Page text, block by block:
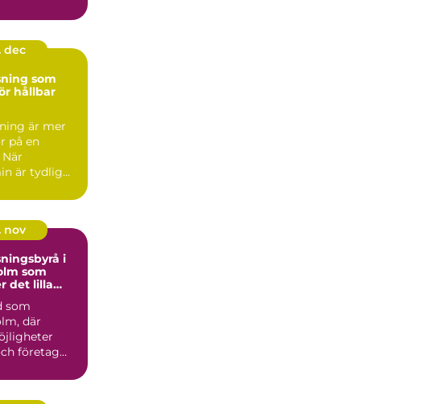
dec
som
hållbar
är mer
på en
är tydlig
nov
i
som
det lilla
som
där
företag